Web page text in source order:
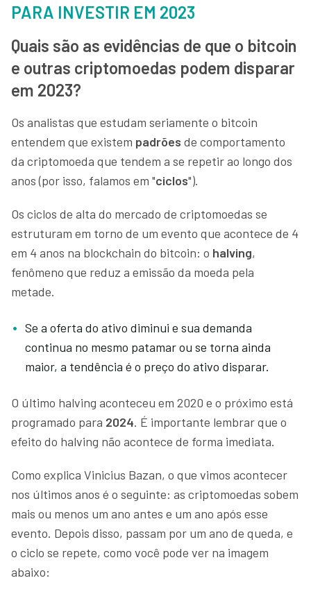
PARA INVESTIR EM 2023
Quais são as evidências de que o bitcoin
e outras criptomoedas podem disparar
em 2023?
Os analistas que estudam seriamente o bitcoin
entendem que existem padrões de comportamento
da criptomoeda que tendem a se repetir ao longo dos
anos (por isso, falamos em "ciclos").
Os ciclos de alta do mercado de criptomoedas se
estruturam em torno de um evento que acontece de 4
em 4 anos na blockchain do bitcoin: o halving,
fenômeno que reduz a emissão da moeda pela
metade.
Se a oferta do ativo diminui e sua demanda
continua no mesmo patamar ou se torna ainda
maior, a tendência é o preço do ativo disparar.
O último halving aconteceu em 2020 e o próximo está
programado para 2024. É importante lembrar que o
efeito do halving não acontece de forma imediata.
Como explica Vinicius Bazan, o que vimos acontecer
nos últimos anos é o seguinte: as criptomoedas sobem
mais ou menos um ano antes e um ano após esse
evento. Depois disso, passam por um ano de queda, e
o ciclo se repete, como você pode ver na imagem
abaixo: